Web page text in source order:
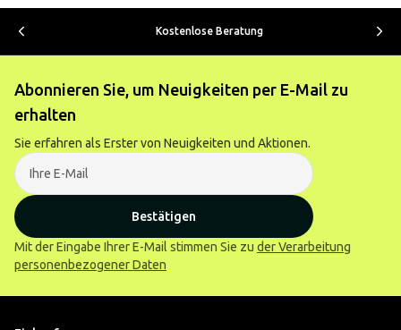
Kostenlose Beratung
Abonnieren Sie, um Neuigkeiten per E-Mail zu
erhalten
Sie erfahren als Erster von Neuigkeiten und Aktionen.
Bestätigen
Mit der Eingabe Ihrer E-Mail stimmen Sie zu der Verarbeitung
personenbezogener Daten